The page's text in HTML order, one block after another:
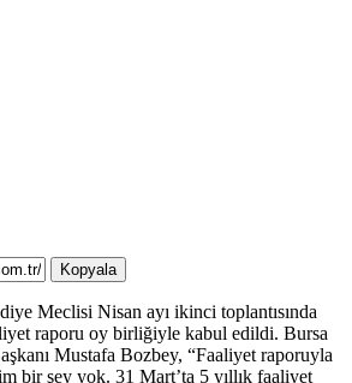
Kopyala
Meclisi Nisan ayı ikinci toplantısında
raporu oy birliğiyle kabul edildi. Bursa
Mustafa Bozbey, “Faaliyet raporuyla
bir şey yok. 31 Mart’ta 5 yıllık faaliyet